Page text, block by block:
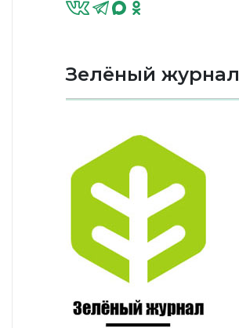
Зелёный журнал